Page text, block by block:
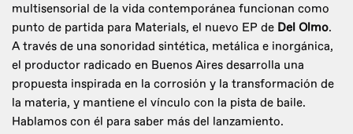
multisensorial de la vida contemporánea funcionan como
punto de partida para Materials, el nuevo EP de Del Olmo.
A través de una sonoridad sintética, metálica e inorgánica,
el productor radicado en Buenos Aires desarrolla una
propuesta inspirada en la corrosión y la transformación de
la materia, y mantiene el vínculo con la pista de baile.
Hablamos con él para saber más del lanzamiento.